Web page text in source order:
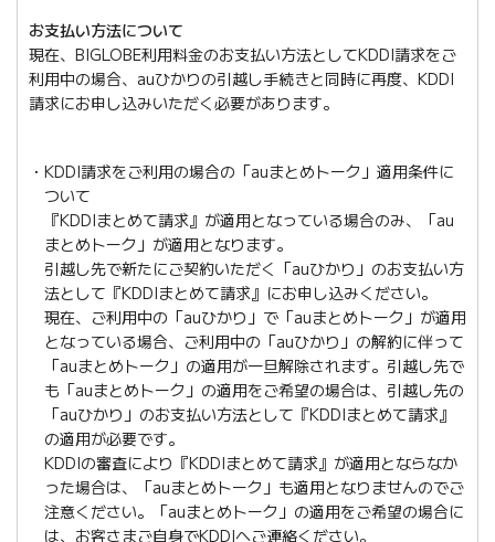
お支払い方法について
現在、BIGLOBE利用料金のお支払い方法としてKDDI請求をご
利用中の場合、auひかりの引越し手続きと同時に再度、KDDI
請求にお申し込みいただく必要があります。
KDDI請求をご利用の場合の「auまとめトーク」適用条件に
ついて
『KDDIまとめて請求』が適用となっている場合のみ、「au
まとめトーク」が適用となります。
引越し先で新たにご契約いただく「auひかり」のお支払い方
法として『KDDIまとめて請求』にお申し込みください。
現在、ご利用中の「auひかり」で「auまとめトーク」が適用
となっている場合、ご利用中の「auひかり」の解約に伴って
「auまとめトーク」の適用が一旦解除されます。引越し先で
も「auまとめトーク」の適用をご希望の場合は、引越し先の
「auひかり」のお支払い方法として『KDDIまとめて請求』
の適用が必要です。
KDDIの審査により『KDDIまとめて請求』が適用とならなか
った場合は、「auまとめトーク」も適用となりませんのでご
注意ください。「auまとめトーク」の適用をご希望の場合に
は、お客さまご自身でKDDIへご連絡ください。